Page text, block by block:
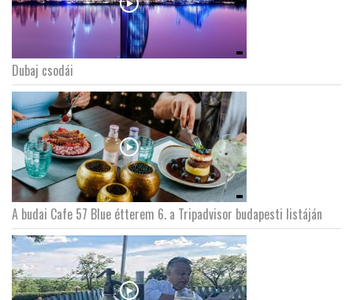
Dubaj csodái
A budai Cafe 57 Blue étterem 6. a Tripadvisor budapesti listáján